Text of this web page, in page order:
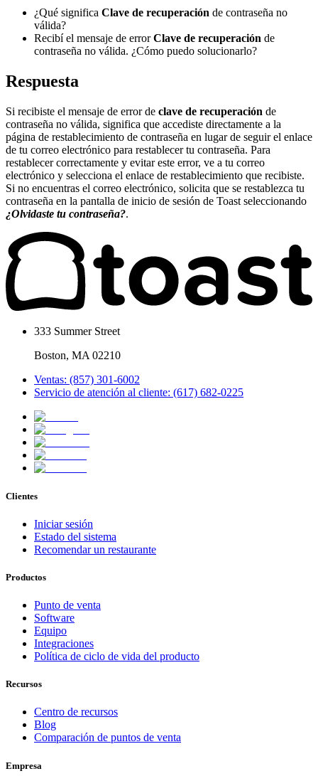
¿Qué significa Clave de recuperación de contraseña no
válida?
Recibí el mensaje de errorClave de recuperación de
contraseña no válida. ¿Cómo puedo solucionarlo?
Respuesta
Si recibiste el mensaje de error de clave de recuperación de
contraseña no válida, significa que accediste directamente a la
página de restablecimiento de contraseña en lugar de seguir el enlace
de tu correo electrónico para restablecer tu contraseña. Para
restablecer correctamente y evitar este error, ve a tu correo
electrónico y selecciona el enlace de restablecimiento que recibiste.
Si no encuentras el correo electrónico, solicita que se restablezca tu
contraseña en la pantalla de inicio de sesión de Toast seleccionando
¿Olvidaste tu contraseña?.
333 Summer Street
Boston, MA 02210
Ventas: (857) 301-6002
Servicio de atención al cliente: (617) 682-0225
Clientes
Iniciar sesión
Estado del sistema
Recomendar un restaurante
Productos
Punto de venta
Software
Equipo
Integraciones
Política de ciclo de vida del producto
Recursos
Centro de recursos
Blog
Comparación de puntos de venta
Empresa